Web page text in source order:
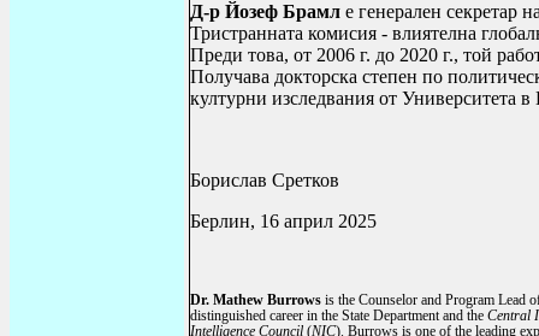
Д-р Йозеф Брамл е генерален секретар
Тристранната комисия - влиятелна
Преди това, от 2006 г. до 2020 г., той
Получава докторска степен по
културни изследвания от Университета в
Борислав Сретков
Берлин, 16 април 2025
Dr. Mathew Burrows is the Counselor and Program Lead
distinguished career in the State Department and the Central
Intelligence Council (NIC). Burrows is one of the leading